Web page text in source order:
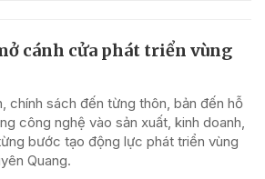
cánh cửa phát triển vùng
chính sách đến từng thôn, bản đến hỗ
công nghệ vào sản xuất, kinh doanh,
bước tạo động lực phát triển vùng
Quang.